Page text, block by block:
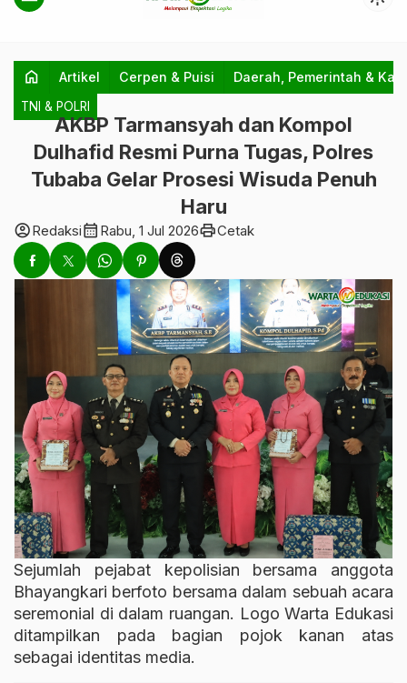
home Artikel Cerpen & Puisi Daerah, Pemerintah &
TNI & POLRI
AKBP Tarmansyah dan Kompol
Dulhafid Resmi Purna Tugas, Polres
Tubaba Gelar Prosesi Wisuda Penuh
Haru
account_circleRedaksicalendar_month Rabu, 1 Jul 2026printCetak
Sejumlah pejabat kepolisian bersama anggota
Bhayangkari berfoto bersama dalam sebuah acara
seremonial di dalam ruangan. Logo Warta Edukasi
ditampilkan pada bagian pojok kanan atas
sebagai identitas media.